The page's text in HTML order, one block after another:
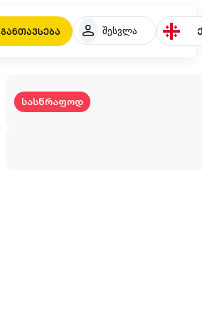
განთავსება შესვლა
სასწრაფოდ